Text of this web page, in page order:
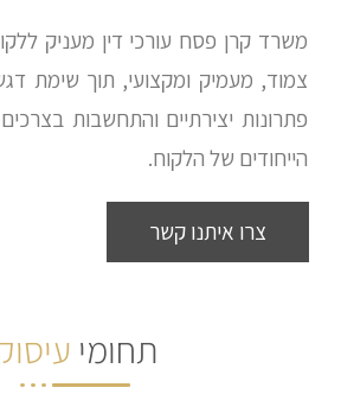
משרד קרן פסח עורכי דין מעניק
צמוד, מעמיק ומקצועי, תוך שימת
פתרונות יצירתיים והתחשבות
הייחודים של הלקוח.
צרו איתנו קשר
תחומי